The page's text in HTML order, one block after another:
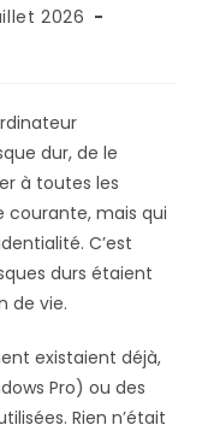
2026
dur, de le
à toutes les
courante, mais qui
C’est
durs étaient
de vie.
existaient déjà,
Pro) ou des
Rien n’était